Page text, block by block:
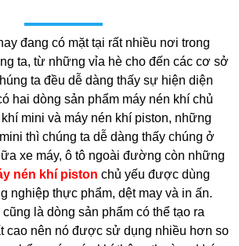
đang có mặt tại rất nhiều nơi trong
ta, từ những vỉa hè cho đến các cơ sở
ta đều dễ dàng thấy sự hiện diện
hai dòng sản phẩm máy nén khí chủ
mini và máy nén khí piston, những
thì chúng ta dễ dàng thấy chúng ở
xe máy, ô tô ngoài đường còn những
nén khí piston chủ yếu được dùng
nghiệp thực phẩm, dệt may và in ấn.
là dòng sản phẩm có thể tạo ra
cao nên nó được sử dụng nhiều hơn so